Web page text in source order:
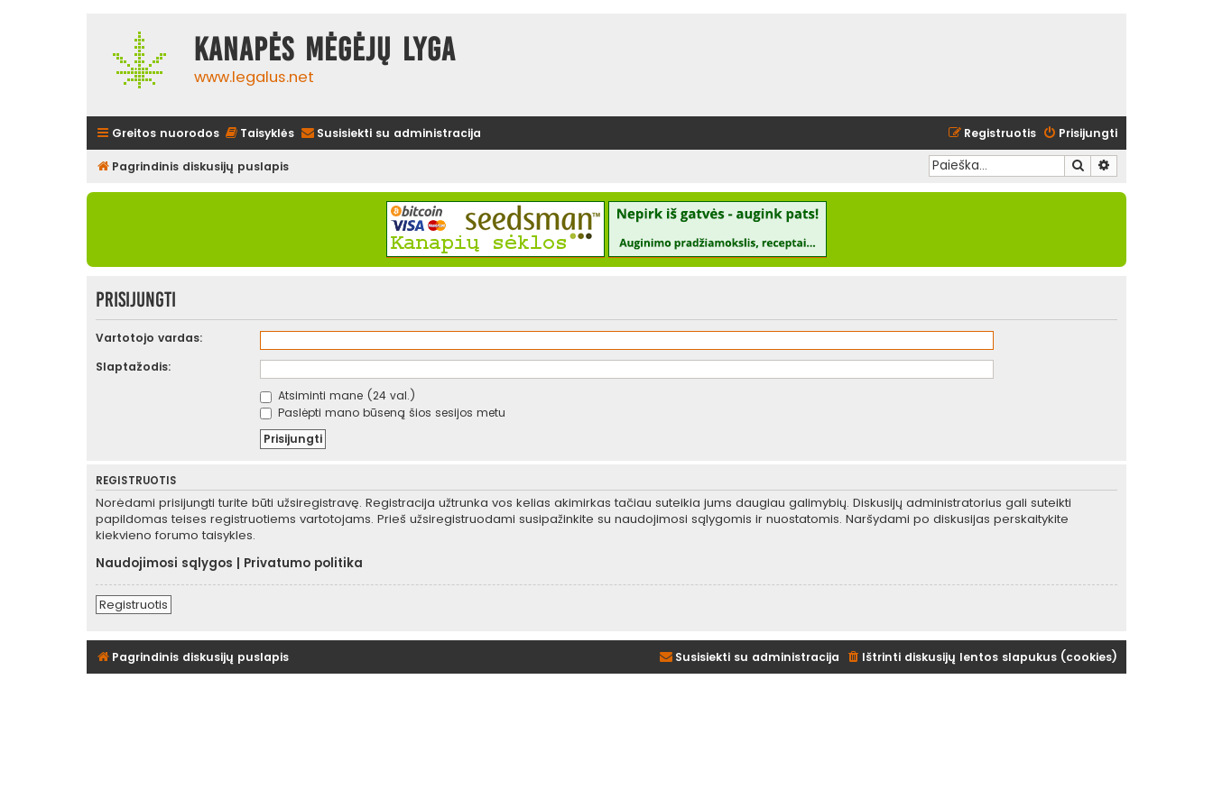
Kanapės mėgėjų lyga
www.legalus.net
Greitos nuorodos Taisyklės Susisiekti su administracija Prisijungti
Registruotis
Pagrindinis diskusijų puslapis Ieškoti
Prisijungti
Vartotojo vardas:
Slaptažodis:
Atsiminti mane (24 val.)
Paslėpti mano būseną šios sesijos metu
REGISTRUOTIS
Norėdami prisijungti turite būti užsiregistravę. Registracija užtrunka vos kelias akimirkas tačiau suteikia jums daugiau galimybių. Diskusijų administratorius gali suteikti
papildomas teises registruotiems vartotojams. Prieš užsiregistruodami susipažinkite su naudojimosi sąlygomis ir nuostatomis. Naršydami po diskusijas perskaitykite
kiekvieno forumo taisykles.
Naudojimosi sąlygos
Privatumo politika
Registruotis
Pagrindinis diskusijų puslapis Ištrinti diskusijų lentos slapukus (cookies)
Susisiekti su administracija